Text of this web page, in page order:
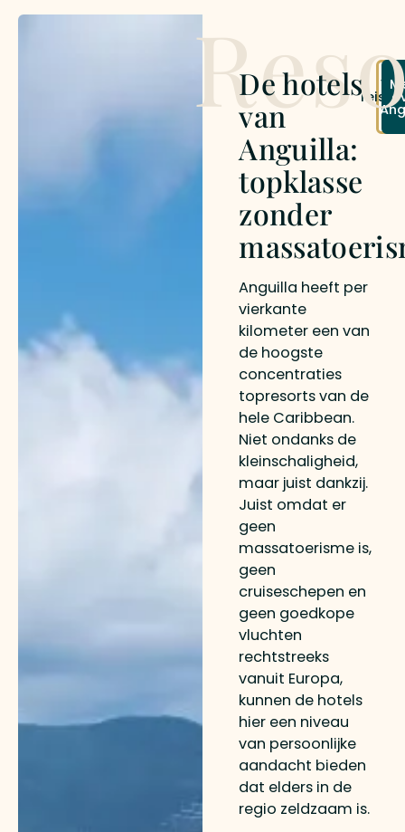
De hotels
van
Anguilla:
topklasse
zonder
Anguilla heeft per
vierkante
kilometer een van
de hoogste
concentraties
topresorts van de
hele Caribbean.
Niet ondanks de
kleinschaligheid,
maar juist dankzij.
Juist omdat er
geen
massatoerisme is,
geen
cruiseschepen en
geen goedkope
vluchten
rechtstreeks
vanuit Europa,
kunnen de hotels
hier een niveau
van persoonlijke
aandacht bieden
dat elders in de
regio zeldzaam is.